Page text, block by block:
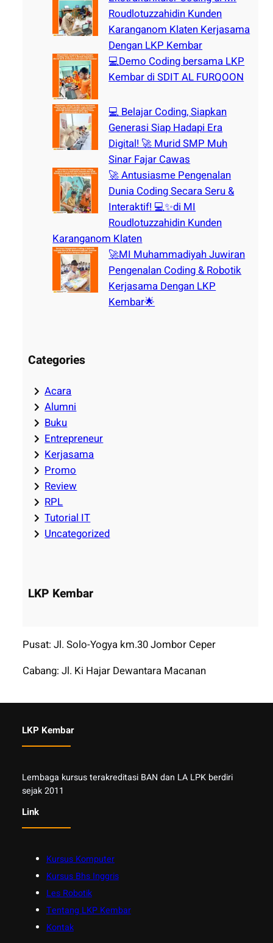
Roudlotuzzahidin Kunden
Karanganom Klaten Kerjasama
Dengan LKP Kembar
💻Demo Coding bersama LKP
Kembar di SDIT AL FURQOON
💻 Belajar Coding, Siapkan
Generasi Siap Hadapi Era
Digital! 🚀 Murid SMP Muh
Sinar Fajar Cawas
🚀 Antusiasme Pengenalan
Dunia Coding Secara Seru &
Interaktif! 💻✨di MI
Roudlotuzzahidin Kunden
Karanganom Klaten
🚀MI Muhammadiyah Juwiran
Pengenalan Coding & Robotik
Kerjasama Dengan LKP
Kembar🌟
Categories
Acara
Alumni
Buku
Entrepreneur
Kerjasama
Promo
Review
RPL
Tutorial IT
Uncategorized
LKP Kembar
Pusat: Jl. Solo-Yogya km.30 Jombor Ceper
Cabang: Jl. Ki Hajar Dewantara Macanan
LKP Kembar
Lembaga kursus terakreditasi BAN dan LA LPK berdiri
sejak 2011
Link
Kursus Komputer
Kursus Bhs Inggris
Les Robotik
Tentang LKP Kembar
Kontak